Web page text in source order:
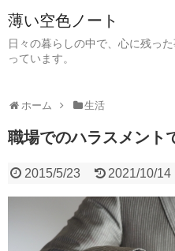
薄い空色ノート
日々の暮らしの中で、心に残っ
っています。
ホーム 生活
職場でのハラスメント
2015/5/23 2021/10/14